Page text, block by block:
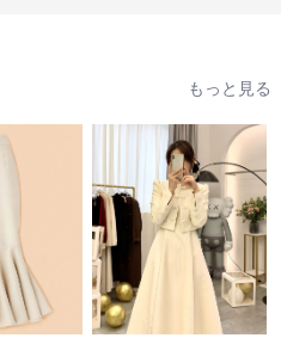
もっと見る